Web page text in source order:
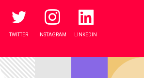
TWITTER INSTAGRAM LINKEDIN